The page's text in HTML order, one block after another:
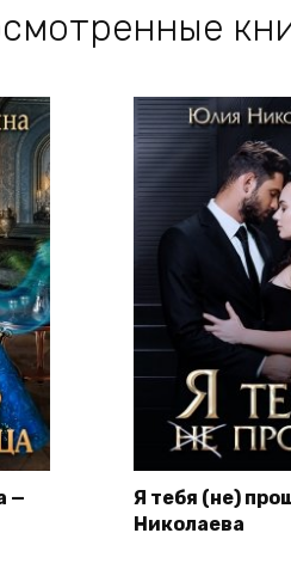
—
Я тебя (не)
Николаева